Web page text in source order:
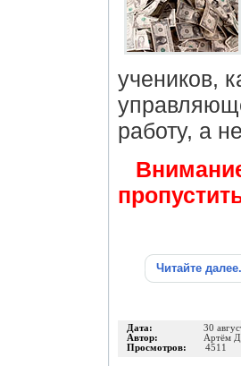
учеников,
работу, а
Читайте
Дата: 30
Автор: Артём
Просмотров: 4511